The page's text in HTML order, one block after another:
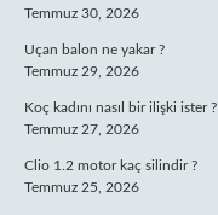
Temmuz 30, 2026
Uçan balon ne yakar ?
Temmuz 29, 2026
Koç kadını nasıl bir ilişki ister ?
Temmuz 27, 2026
Clio 1.2 motor kaç silindir ?
Temmuz 25, 2026